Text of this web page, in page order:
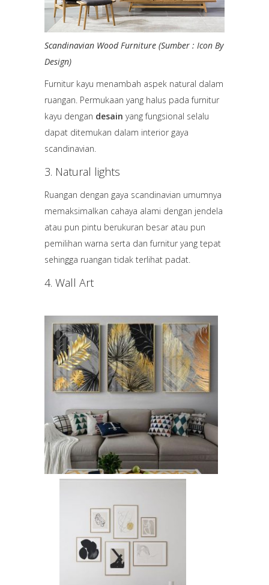
Scandinavian Wood Furniture (Sumber : Icon By
Design)
Furnitur kayu menambah aspek natural dalam
ruangan. Permukaan yang halus pada furnitur
kayu dengan desain yang fungsional selalu
dapat ditemukan dalam interior gaya
scandinavian.
3. Natural lights
Ruangan dengan gaya scandinavian umumnya
memaksimalkan cahaya alami dengan jendela
atau pun pintu berukuran besar atau pun
pemilihan warna serta dan furnitur yang tepat
sehingga ruangan tidak terlihat padat.
4. Wall Art